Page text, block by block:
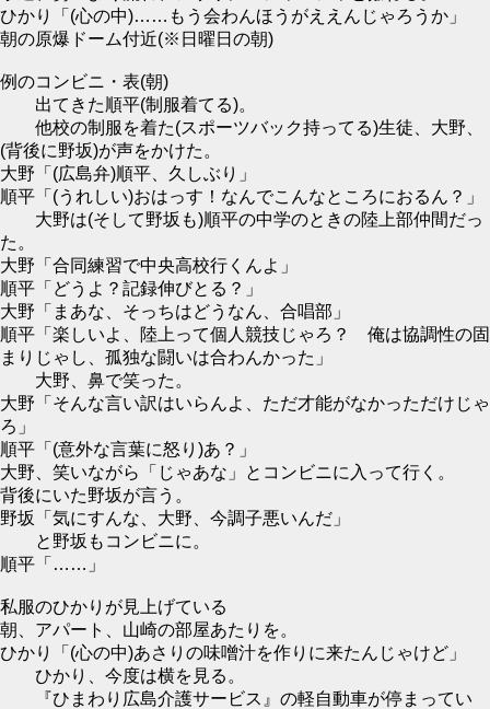
ひかり「(心の中)……もう会わんほうがええんじゃろうか」
朝の原爆ドーム付近(※日曜日の朝)
例のコンビニ・表(朝)
出てきた順平(制服着てる)。
他校の制服を着た(スポーツバック持ってる)生徒、大野、
(背後に野坂)が声をかけた。
大野「(広島弁)順平、久しぶり」
順平「(うれしい)おはっす！なんでこんなところにおるん？」
大野は(そして野坂も)順平の中学のときの陸上部仲間だっ
た。
大野「合同練習で中央高校行くんよ」
順平「どうよ？記録伸びとる？」
大野「まあな、そっちはどうなん、合唱部」
順平「楽しいよ、陸上って個人競技じゃろ？ 俺は協調性の固
まりじゃし、孤独な闘いは合わんかった」
大野、鼻で笑った。
大野「そんな言い訳はいらんよ、ただ才能がなかっただけじゃ
ろ」
順平「(意外な言葉に怒り)あ？」
大野、笑いながら「じゃあな」とコンビニに入って行く。
背後にいた野坂が言う。
野坂「気にすんな、大野、今調子悪いんだ」
と野坂もコンビニに。
順平「……」
私服のひかりが見上げている
朝、アパート、山崎の部屋あたりを。
ひかり「(心の中)あさりの味噌汁を作りに来たんじゃけど」
ひかり、今度は横を見る。
『ひまわり広島介護サービス』の軽自動車が停まってい